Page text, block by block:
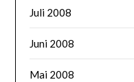
Juli 2008
Juni 2008
Mai 2008